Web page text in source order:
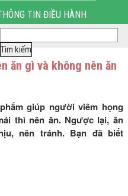
TIN ĐIỀU HÀNH
ẢNH HOẠT ĐỘNG
ăn gì và không nên ăn
giúp người viêm họng
thì nên ăn. Ngược lại, ăn
nên tránh. Bạn đã biết